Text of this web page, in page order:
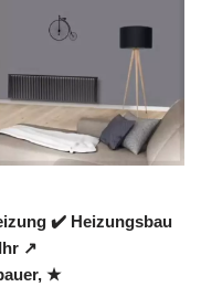
✔️ Heizungsbau
↗️
★